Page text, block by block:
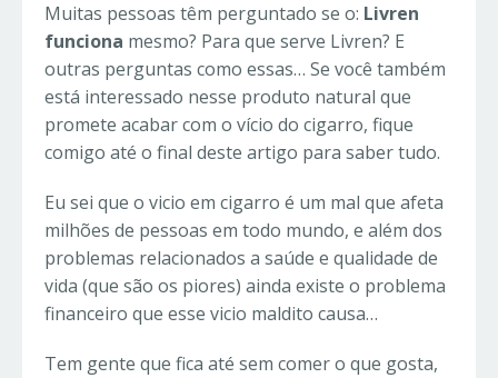
Muitas pessoas têm perguntado se o: Livren
funciona mesmo? Para que serve Livren? E
outras perguntas como essas… Se você também
está interessado nesse produto natural que
promete acabar com o vício do cigarro, fique
comigo até o final deste artigo para saber tudo.
Eu sei que o vicio em cigarro é um mal que afeta
milhões de pessoas em todo mundo, e além dos
problemas relacionados a saúde e qualidade de
vida (que são os piores) ainda existe o problema
financeiro que esse vicio maldito causa…
Tem gente que fica até sem comer o que gosta,